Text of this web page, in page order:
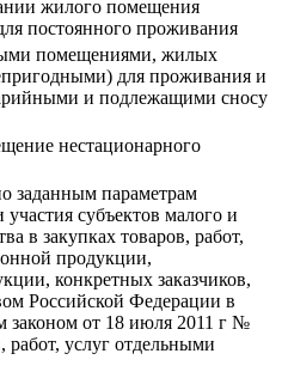
жилого помещения
постоянного проживания
помещениями, жилых
для проживания и
и подлежащими сносу
нестационарного
заданным параметрам
субъектов малого и
в закупках товаров, работ,
продукции,
конкретных заказчиков,
Российской Федерации в
законом от 18 июля 2011 г №
услуг отдельными